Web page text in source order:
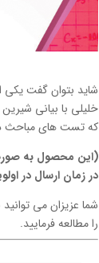
شاید بتوان گفت یکی
خلیلی با بیانی
که تست های مباحث
در زمان ارسال در
شما عزیزان می
را مطالعه فرمایید.